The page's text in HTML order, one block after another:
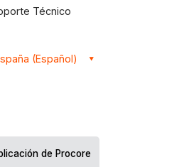
Técnico
(Español)
de Procore